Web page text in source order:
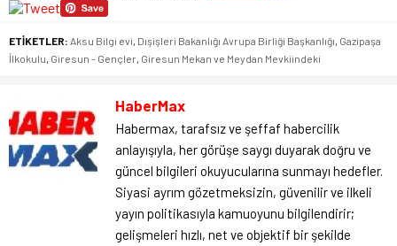
ETİKETLER: Aksu Bilgi evi, Dışişleri Bakanlığı Avrupa Birliği Başkanlığı, Gazipaşa
İlkokulu, Giresun - Gençler, Giresun Mekan ve Meydan Mevkiindeki
HaberMax
Habermax, tarafsız ve şeffaf habercilik
anlayışıyla, her görüşe saygı duyarak doğru ve
güncel bilgileri okuyucularına sunmayı hedefler.
Siyasi ayrım gözetmeksizin, güvenilir ve ilkeli
yayın politikasıyla kamuoyunu bilgilendirir;
gelişmeleri hızlı, net ve objektif bir şekilde